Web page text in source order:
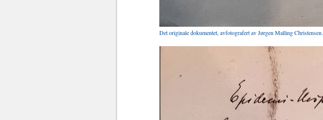
Det originale dokumentet, avfotografert av Jørgen Malling Christensen.